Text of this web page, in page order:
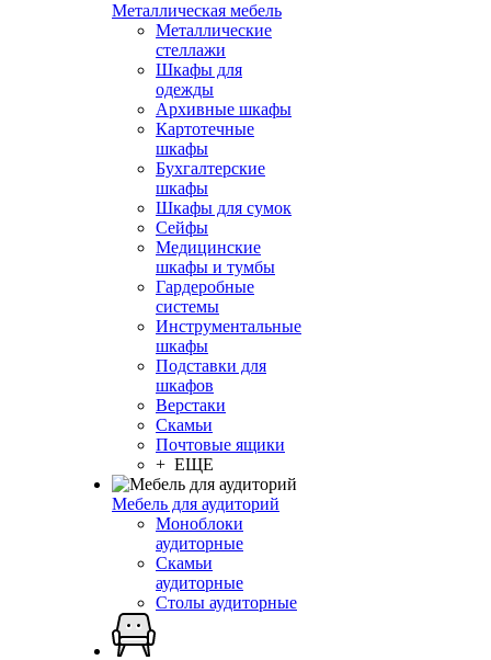
Металлическая мебель
Металлические
стеллажи
Шкафы для
одежды
Архивные шкафы
Картотечные
шкафы
Бухгалтерские
шкафы
Шкафы для сумок
Сейфы
Медицинские
шкафы и тумбы
Гардеробные
системы
Инструментальные
шкафы
Подставки для
шкафов
Верстаки
Скамьи
Почтовые ящики
+ ЕЩЕ
Мебель для аудиторий
Моноблоки
аудиторные
Скамьи
аудиторные
Столы аудиторные